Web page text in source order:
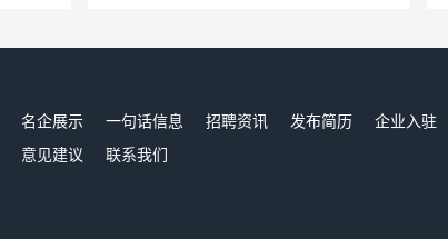
名企展示 一句话信息 招聘资讯 发布简历 企业入驻
意见建议 联系我们